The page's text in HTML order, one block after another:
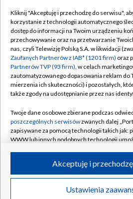
TVP
Abonament TVP
Emisja w TVP
Centrum informacji TVP
Naziemna Telewizja Cyfrowa
Rada Programowa
System NOS
Informacje o nadawcy
Program dla prasy
Regulamin
Polityka
Moje
Pomoc
Kontakt
Kanały
©2026 Telewizja Polska
Kliknij "Akceptuję i przechodzę do serwisu",
korzystanie z technologii automatycznego
dostęp do informacji na Twoim urządzeniu
przechowywanie oraz na przetwarzanie
nas, czyli Telewizję Polską S.A. w likwidacji
Zaufanych Partnerów z IAB* (1201 firm) oraz
Partnerów TVP (93 firm), w celach
zautomatyzowanego dopasowania reklam do
mierzenia ich skuteczności) i pozostałych,
także zgody na udostępnianie przez nas
Twoje dane osobowe zbierane podczas
poszczególnych serwisówzwanych dalej
zapisywane za pomocą technologii takich jak:
WWW lub innych podobnych technologii
ruchu w Internecie.
Twoje dane osobowe zbierane podczas
poszczególnych serwisówna Portalu, takie jak
Ustawienia
Akceptuję i